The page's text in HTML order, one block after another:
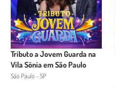
Tributo a Jovem Guarda na
Vila Sônia em São Paulo
São Paulo - SP